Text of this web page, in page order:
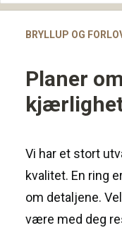
BRYLLUP OG
Planer
Vi har et stort
kvalitet. En ring
om detaljene.
være med deg